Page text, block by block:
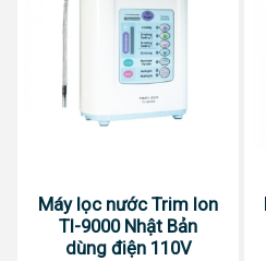
Máy lọc nước Trim Ion
TI-9000 Nhật Bản
dùng điện 110V